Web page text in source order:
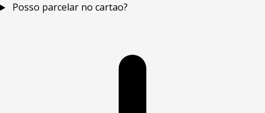
Posso parcelar no cartao?